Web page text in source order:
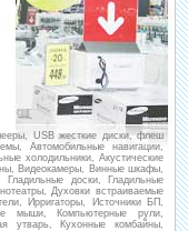
USB жесткие диски, флеш
Автомобильные навигации,
холодильники, Акустические
Видеокамеры, Винные шкафы,
доски, Гладильные
Духовки встраиваемые
Ирригаторы, Источники БП,
мыши, Компьютерные рули,
утварь, Кухонные комбайны,